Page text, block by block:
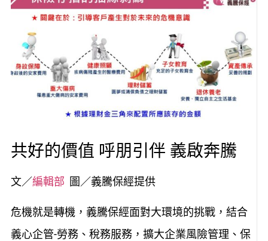
共好的價值 呼朋引伴 義啟奔騰
文／編輯部 圖／義騰保經提供
危機就是轉機，義騰保經面對大環境的挑戰，結合
義心企管-勞務、稅務服務，擴大企業風險管理、保